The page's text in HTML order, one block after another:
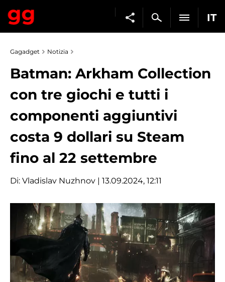
IT
Gagadget Notizia
Batman: Arkham Collection
con tre giochi e tutti i
componenti aggiuntivi
costa 9 dollari su Steam
fino al 22 settembre
Di: Vladislav Nuzhnov | 13.09.2024, 12:11